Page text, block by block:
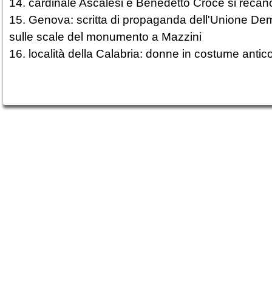
14. cardinale Ascalesi e Benedetto Croce si
15. Genova: scritta di propaganda dell'Unione
sulle scale del monumento a Mazzini
16. località della Calabria: donne in costume